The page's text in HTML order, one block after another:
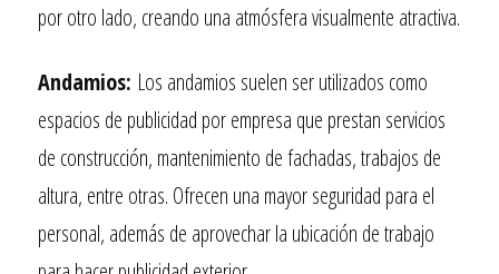
por otro lado, creando una atmósfera visualmente atractiva.
Andamios: Los andamios suelen ser utilizados como
espacios de publicidad por empresa que prestan servicios
de construcción, mantenimiento de fachadas, trabajos de
altura, entre otras. Ofrecen una mayor seguridad para el
personal, además de aprovechar la ubicación de trabajo